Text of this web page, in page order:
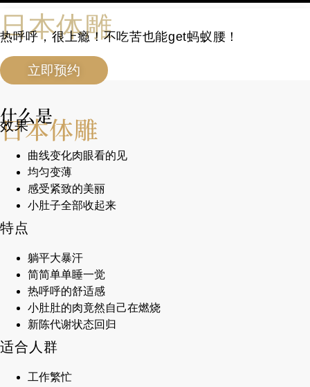
日本体雕
热呼呼，很上瘾！不吃苦也能get蚂蚁腰！
立即预约
什么是
日本体雕
效果
曲线变化肉眼看的见
均匀变薄
感受紧致的美丽
小肚子全部收起来
特点
躺平大暴汗
简简单单睡一觉
热呼呼的舒适感
小肚肚的肉竟然自己在燃烧
新陈代谢状态回归
适合人群
工作繁忙